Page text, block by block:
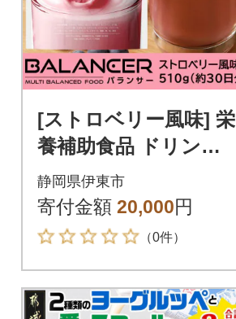
[ストロベリー風味] 栄
養補助食品 ドリンク
バランサー 510g 30杯
分 準完全栄養食
静岡県伊東市
寄付金額 20,000円
（0件）